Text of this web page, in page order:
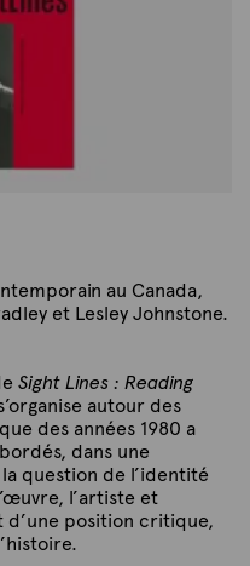
au Canada,
et Lesley Johnstone.
Sight Lines : Reading
autour des
des années 1980 a
dans une
question de l’identité
l’artiste et
d’une position critique,